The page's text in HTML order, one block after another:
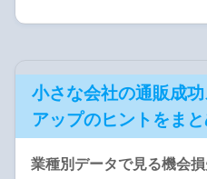
小さな会社の通販成
アップのヒントをま
業種別データで見る機会